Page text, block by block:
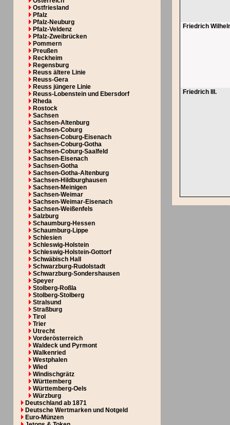
Ostfriesland
Pfalz
Pfalz-Neuburg
Pfalz-Veldenz
Pfalz-Zweibrücken
Pommern
Preußen
Reckheim
Regensburg
Reuss ältere Linie
Reuss-Gera
Reuss jüngere Linie
Reuss-Lobenstein und Ebersdorf
Rheda
Rostock
Sachsen
Sachsen-Altenburg
Sachsen-Coburg
Sachsen-Coburg-Eisenach
Sachsen-Coburg-Gotha
Sachsen-Coburg-Saalfeld
Sachsen-Eisenach
Sachsen-Gotha
Sachsen-Gotha-Altenburg
Sachsen-Hildburghausen
Sachsen-Meinigen
Sachsen-Weimar
Sachsen-Weimar-Eisenach
Sachsen-Weißenfels
Salzburg
Schaumburg-Hessen
Schaumburg-Lippe
Schlesien
Schleswig-Holstein
Schleswig-Holstein-Gottorf
Schwäbisch Hall
Schwarzburg-Rudolstadt
Schwarzburg-Sondershausen
Speyer
Stolberg-Roßla
Stolberg-Stolberg
Stralsund
Straßburg
Tirol
Trier
Utrecht
Vorderösterreich
Waldeck und Pyrmont
Walkenried
Westphalen
Wied
Windischgrätz
Württemberg
Württemberg-Oels
Würzburg
Deutschland ab 1871
Deutsche Wertmarken und Notgeld
Euro-Münzen
Friedrich
Friedrich III.